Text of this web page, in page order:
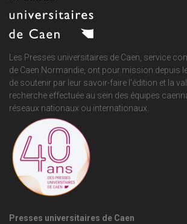
Les Presses universitaires de Caen, service
de Caen Normandie, ont pour mission depuis
de soutenir par leur savoir-faire l'édition et la
recherche effectuée au sein des équipes
réseaux nationaux ou internationaux.
Presses universitaires de Caen